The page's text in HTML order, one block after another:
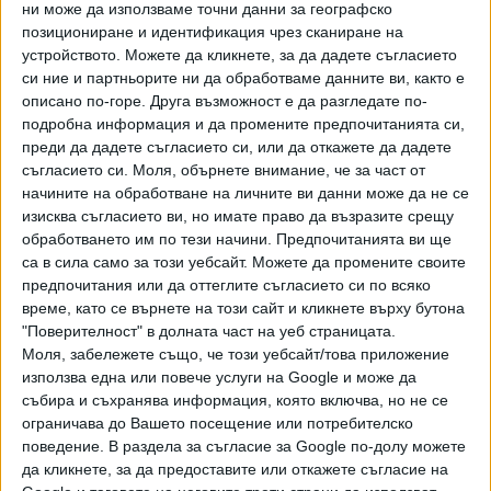
ни може да използваме точни данни за географско
позициониране и идентификация чрез сканиране на
устройството. Можете да кликнете, за да дадете съгласието
си ние и партньорите ни да обработваме данните ви, както е
описано по-горе. Друга възможност е да разгледате по-
подробна информация и да промените предпочитанията си,
преди да дадете съгласието си, или да откажете да дадете
съгласието си.
Моля, обърнете внимание, че за част от
начините на обработване на личните ви данни може да не се
изисква съгласието ви, но имате право да възразите срещу
обработването им по тези начини. Предпочитанията ви ще
са в сила само за този уебсайт. Можете да промените своите
предпочитания или да оттеглите съгласието си по всяко
време, като се върнете на този сайт и кликнете върху бутона
"Поверителност" в долната част на уеб страницата.
Моля, забележете също, че този уебсайт/това приложение
използва една или повече услуги на Google и може да
събира и съхранява информация, която включва, но не се
ограничава до Вашето посещение или потребителско
поведение. В раздела за съгласие за Google по-долу можете
да кликнете, за да предоставите или откажете съгласие на
от руското правителство."
По-рано тази година от Карлови Вари осъдиха агресията
в Украйна, но се дистанцираха от призивите за тотален
бойкот на руската култура. Тогава организаторите на
най-престижния кинофестивал в Източна Европа
подчертаха, че "винаги са подкрепяли артистичната
свобода на изразяване" и че искат фестивалът да остане
"отворен за артисти, чиято работа и обществена
позиция стои зад демократичните ценности и принципи."
Фестът се аргументира, че много руски кинодейци
отдавна критикуват ситуацията в Русия и официалната
държавна политика, и дори са били преследвани за
своите възгледи.
Официалният отговор на ръководството на фестивала се
забави с ден. "Внимателно наблюдаваме ситуацията във
вашата страна от самото начало на руската военна
агресия и изцяло съчувстваме на жителите на Украйна",